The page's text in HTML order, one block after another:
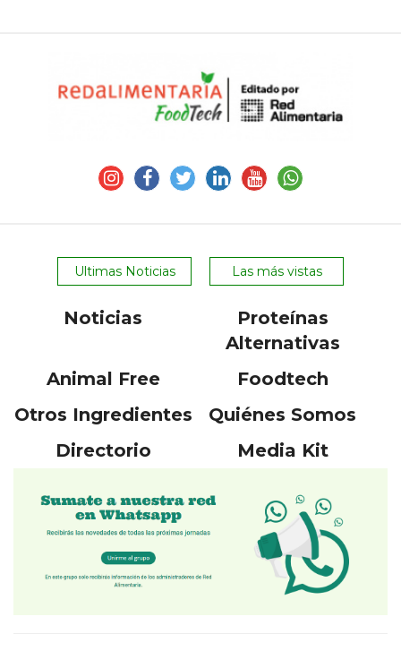
Ultimas Noticias Las más vistas
Noticias
Proteínas
Alternativas
Animal Free
Foodtech
Otros Ingredientes
Quiénes Somos
Directorio
Media Kit